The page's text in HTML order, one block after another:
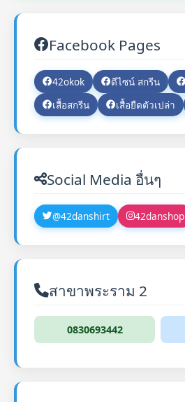
Facebook Pages
42okok ดีไซน์ สกรีน
เสื้อสกรีน
เสื้อยืดตัวเปล่า
Social Media อื่นๆ
@42danshirt 42danshop
สาขาพระราม 2
0830693442